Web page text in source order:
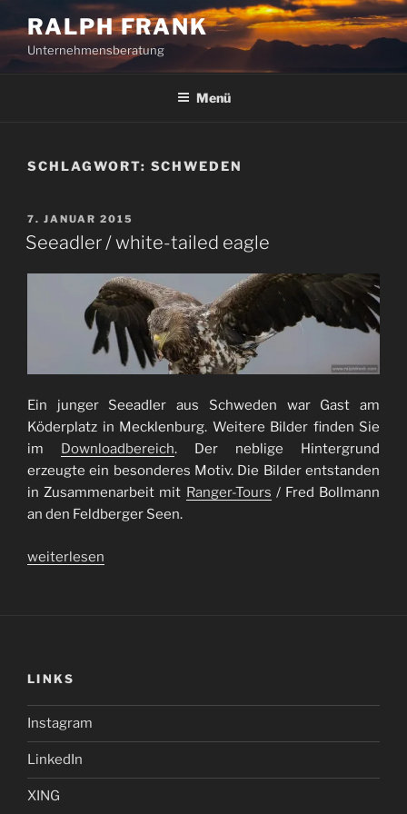
Inhalt
springen
RALPH FRANK
Unternehmensberatung
Menü
SCHLAGWORT: SCHWEDEN
VERÖFFENTLICHT
AM
7. JANUAR 2015
Seeadler / white-tailed eagle
Ein junger Seeadler aus Schweden war Gast am
Köderplatz in Mecklenburg. Weitere Bilder finden Sie
im
Downloadbereich. Der neblige Hintergrund
erzeugte ein besonderes Motiv. Die Bilder entstanden
in Zusammenarbeit mit Ranger-Tours / Fred Bollmann
an den Feldberger Seen.
„Seeadler
weiterlesen
LINKS
Instagram
LinkedIn
XING